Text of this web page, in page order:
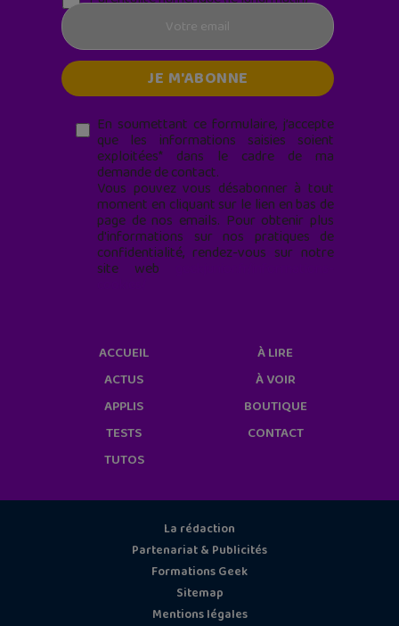
En soumettant ce formulaire, j’accepte
que les informations saisies soient
exploitées* dans le cadre de ma
demande de contact.
Vous pouvez vous désabonner à tout
moment en cliquant sur le lien en bas de
page de nos emails. Pour obtenir plus
d'informations sur nos pratiques de
confidentialité, rendez-vous sur notre
site web
ACCUEIL
ACTUS
APPLIS
TESTS
TUTOS
À LIRE
À VOIR
BOUTIQUE
CONTACT
La rédaction
Partenariat & Publicités
Formations Geek
Sitemap
Mentions légales